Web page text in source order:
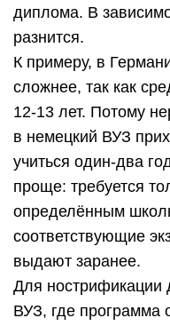
диплома. В
разнится.
К примеру, в
сложнее, так как
12-13 лет. Потому
в немецкий ВУЗ
учиться один-два
проще: требуется
определённым
соответствующие
выдают заранее.
Для нострификации
ВУЗ, где программа